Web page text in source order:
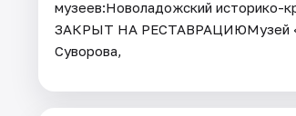
музеев:Новоладожский историко-
ЗАКРЫТ НА РЕСТАВРАЦИЮМузей
Суворова,